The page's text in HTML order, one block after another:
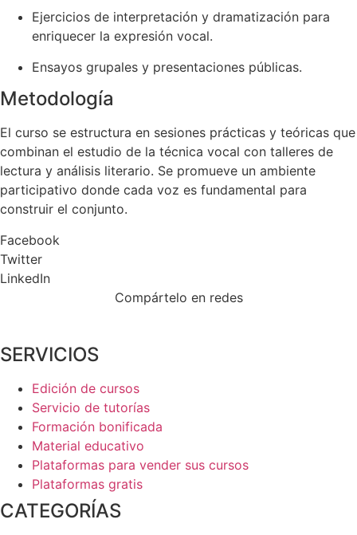
Ejercicios de interpretación y dramatización para
enriquecer la expresión vocal.
Ensayos grupales y presentaciones públicas.
Metodología
El curso se estructura en sesiones prácticas y teóricas que
combinan el estudio de la técnica vocal con talleres de
lectura y análisis literario. Se promueve un ambiente
participativo donde cada voz es fundamental para
construir el conjunto.
Facebook
Twitter
LinkedIn
Compártelo en redes
SERVICIOS
Edición de cursos
Servicio de tutorías
Formación bonificada
Material educativo
Plataformas para vender sus cursos
Plataformas gratis
CATEGORÍAS